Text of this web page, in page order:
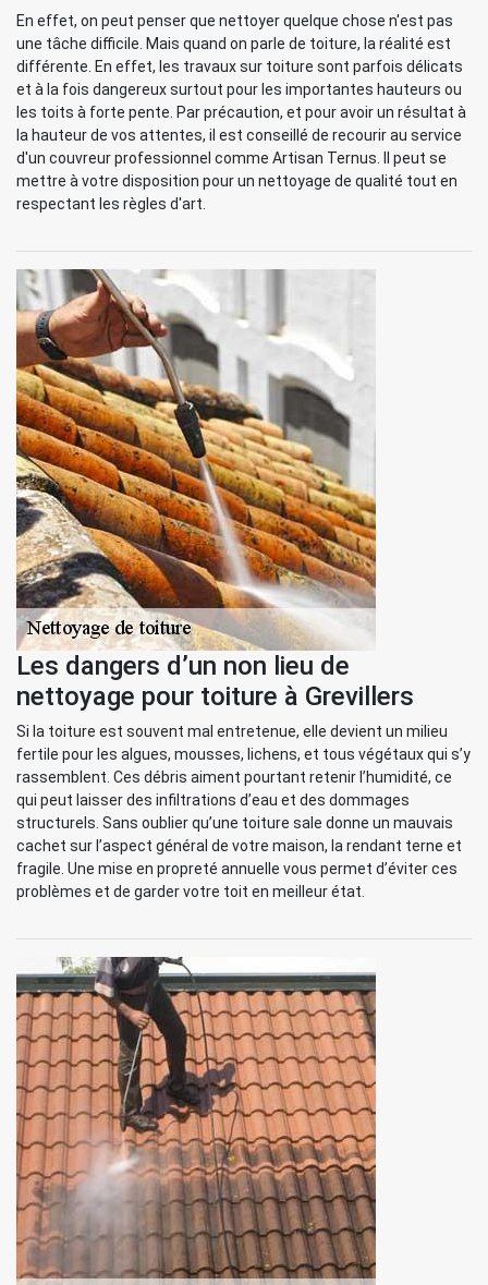
En effet, on peut penser que nettoyer quelque chose n'est pas
une tâche difficile. Mais quand on parle de toiture, la réalité est
différente. En effet, les travaux sur toiture sont parfois délicats
et à la fois dangereux surtout pour les importantes hauteurs ou
les toits à forte pente. Par précaution, et pour avoir un résultat à
la hauteur de vos attentes, il est conseillé de recourir au service
d'un couvreur professionnel comme Artisan Ternus. Il peut se
mettre à votre disposition pour un nettoyage de qualité tout en
respectant les règles d'art.
Les dangers d’un non lieu de
nettoyage pour toiture à Grevillers
Si la toiture est souvent mal entretenue, elle devient un milieu
fertile pour les algues, mousses, lichens, et tous végétaux qui s’y
rassemblent. Ces débris aiment pourtant retenir l’humidité, ce
qui peut laisser des infiltrations d’eau et des dommages
structurels. Sans oublier qu’une toiture sale donne un mauvais
cachet sur l’aspect général de votre maison, la rendant terne et
fragile. Une mise en propreté annuelle vous permet d’éviter ces
problèmes et de garder votre toit en meilleur état.